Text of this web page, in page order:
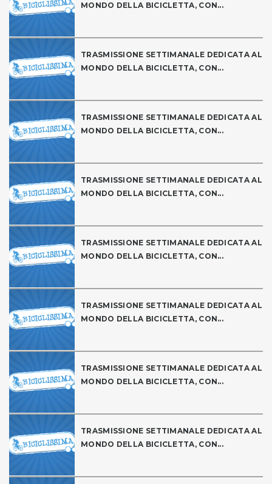
MONDO DELLA BICICLETTA, CON...
TRASMISSIONE SETTIMANALE DEDICATA AL
MONDO DELLA BICICLETTA, CON...
TRASMISSIONE SETTIMANALE DEDICATA AL
MONDO DELLA BICICLETTA, CON...
TRASMISSIONE SETTIMANALE DEDICATA AL
MONDO DELLA BICICLETTA, CON...
TRASMISSIONE SETTIMANALE DEDICATA AL
MONDO DELLA BICICLETTA, CON...
TRASMISSIONE SETTIMANALE DEDICATA AL
MONDO DELLA BICICLETTA, CON...
TRASMISSIONE SETTIMANALE DEDICATA AL
MONDO DELLA BICICLETTA, CON...
TRASMISSIONE SETTIMANALE DEDICATA AL
MONDO DELLA BICICLETTA, CON...